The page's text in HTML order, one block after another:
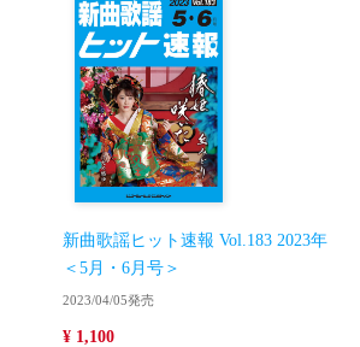
新曲歌謡ヒット速報 Vol.183 2023年
＜5月・6月号＞
2023/04/05発売
¥ 1,100